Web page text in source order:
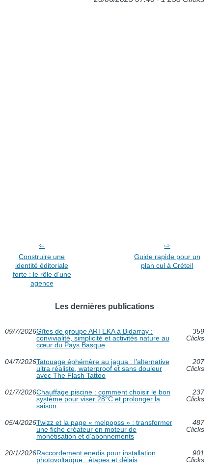
Construire une
identité éditoriale
forte : le rôle d’une
agence
Guide rapide pour un
plan cul à Créteil
Les dernières publications
09/7/2026Gîtes de groupe ARTEKA à Bidarray :
convivialité, simplicité et activités nature au
cœur du Pays Basque
359
Clicks
04/7/2026Tatouage éphémère au jagua : l’alternative
ultra réaliste, waterproof et sans douleur
avec The Flash Tattoo
207
Clicks
01/7/2026Chauffage piscine : comment choisir le bon
système pour viser 28°C et prolonger la
saison
237
Clicks
05/4/2026Twizz et la page « melpopss » : transformer
une fiche créateur en moteur de
monétisation et d’abonnements
487
Clicks
20/1/2026Raccordement enedis pour installation
photovoltaïque : étapes et délais
901
Clicks